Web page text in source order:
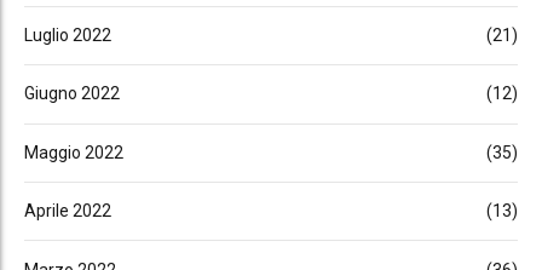
Luglio 2022 (21)
Giugno 2022 (12)
Maggio 2022 (35)
Aprile 2022 (13)